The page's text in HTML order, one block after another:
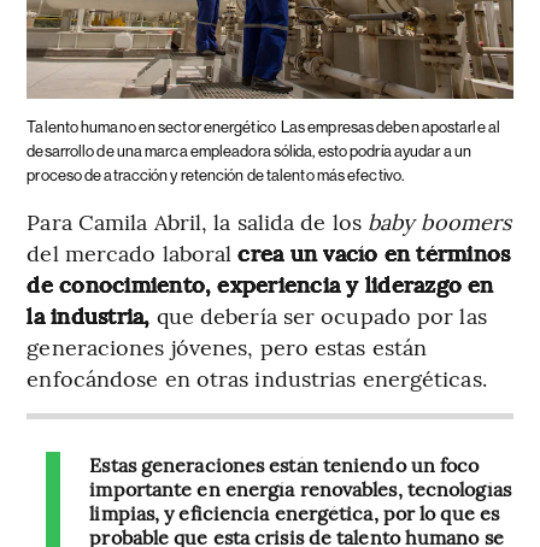
Talento humano en sector energético
Las empresas deben apostarle al
desarrollo de una marca empleadora sólida, esto podría ayudar a un
proceso de atracción y retención de talento más efectivo.
Para Camila Abril, la salida de losbaby boomers
del mercado laboralcrea un vacío en términos
de conocimiento, experiencia y liderazgo en
la industria, que debería ser ocupado por las
generaciones jóvenes, pero estas están
enfocándose en otras industrias energéticas.
Estas generaciones están teniendo un foco
importante en energía renovables, tecnologías
limpias, y eficiencia energética, por lo que es
probable que esta crisis de talento humano se